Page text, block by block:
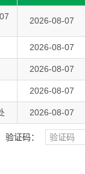
2026-08-07
2026-08-07
2026-08-07
2026-08-07
2026-08-07
验证码：